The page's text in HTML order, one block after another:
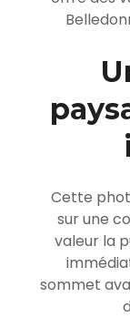
Cette
sur une
valeur la
sommet